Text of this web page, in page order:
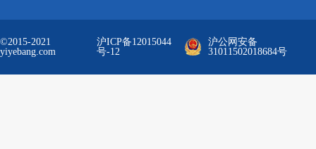
©2015-2021
yiyebang.com
沪ICP备12015044
号-12
沪公网安备
31011502018684号